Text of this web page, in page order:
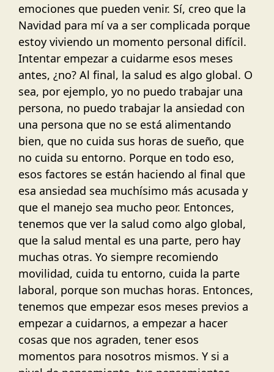
emociones que pueden venir. Sí, creo que la
Navidad para mí va a ser complicada porque
estoy viviendo un momento personal difícil.
Intentar empezar a cuidarme esos meses
antes, ¿no? Al final, la salud es algo global. O
sea, por ejemplo, yo no puedo trabajar una
persona, no puedo trabajar la ansiedad con
una persona que no se está alimentando
bien, que no cuida sus horas de sueño, que
no cuida su entorno. Porque en todo eso,
esos factores se están haciendo al final que
esa ansiedad sea muchísimo más acusada y
que el manejo sea mucho peor. Entonces,
tenemos que ver la salud como algo global,
que la salud mental es una parte, pero hay
muchas otras. Yo siempre recomiendo
movilidad, cuida tu entorno, cuida la parte
laboral, porque son muchas horas. Entonces,
tenemos que empezar esos meses previos a
empezar a cuidarnos, a empezar a hacer
cosas que nos agraden, tener esos
momentos para nosotros mismos. Y si a